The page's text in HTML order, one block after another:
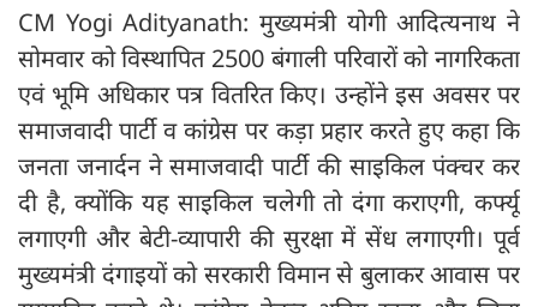
CM Yogi Adityanath: मुख्यमंत्री योगी आदित्यनाथ ने
सोमवार को विस्थापित 2500 बंगाली परिवारों को नागरिकता
एवं भूमि अधिकार पत्र वितरित किए। उन्होंने इस अवसर पर
समाजवादी पार्टी व कांग्रेस पर कड़ा प्रहार करते हुए कहा कि
जनता जनार्दन ने समाजवादी पार्टी की साइकिल पंक्चर कर
दी है, क्योंकि यह साइकिल चलेगी तो दंगा कराएगी, कर्फ्यू
लगाएगी और बेटी-व्यापारी की सुरक्षा में सेंध लगाएगी। पूर्व
मुख्यमंत्री दंगाइयों को सरकारी विमान से बुलाकर आवास पर